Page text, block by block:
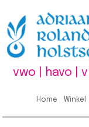
vwo | havo |
Home Winkel